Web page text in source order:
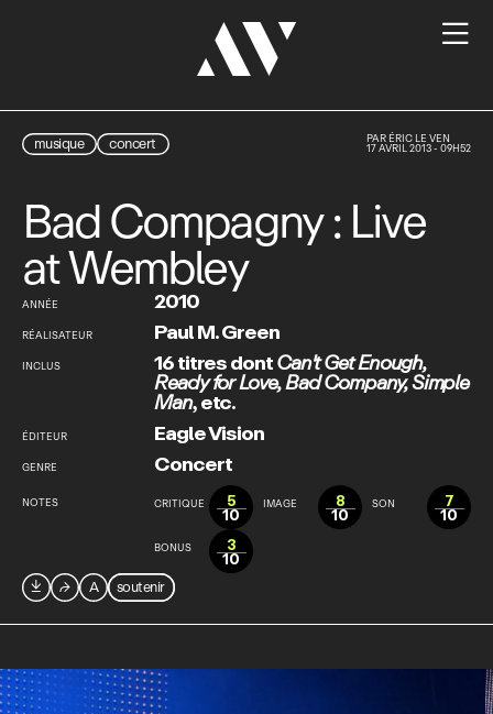

musique concert PAR ÉRIC LE VEN
17 AVRIL 2013 - 09H52
Bad Compagny : Live
at Wembley
ANNÉE 2010
RÉALISATEUR Paul M. Green
INCLUS 16 titres dontCan't Get Enough,
Ready for Love,Bad Company,Simple
Man,etc.
ÉDITEUR Eagle Vision
GENRE Concert
NOTES CRITIQUE 5
10
IMAGE 8
10
SON 7
10
BONUS 3
10

⮫ A soutenir